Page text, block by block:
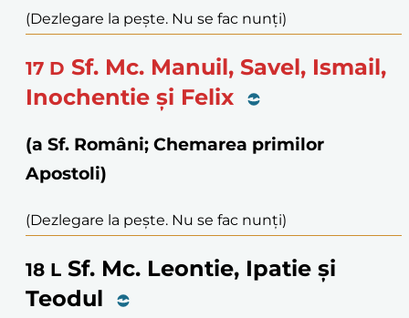
(Dezlegare la pește. Nu se fac nunți)
17 D Sf. Mc. Manuil, Savel, Ismail,
Inochentie și Felix
(a Sf. Români; Chemarea primilor
Apostoli)
(Dezlegare la pește. Nu se fac nunți)
18 L Sf. Mc. Leontie, Ipatie și
Teodul